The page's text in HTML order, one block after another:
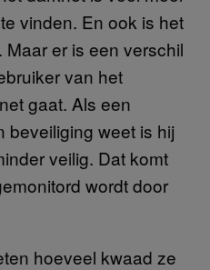
vinden. En ook is het
er is een verschil
van het
gaat. Als een
beveiliging weet is hij
veilig. Dat komt
wordt door
hoeveel kwaad ze